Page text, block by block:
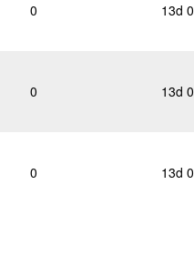
0 13d
0 13d
0 13d